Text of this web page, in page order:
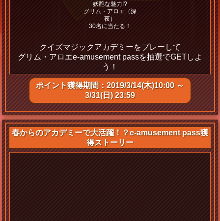
妖艶な魅力!?
グリム・アロエ（深
夜）
30名に当たる！
クイズマジックアカデミーをプレーして
グリム・アロエe-amusement passを抽選でGETしよ
う！
ポイント獲得期間：2019/3/14(木)10:00 ～
3/31(日) 23:59
春からのアカデミーで大活躍！？e-amusement pass獲
得ストーリー